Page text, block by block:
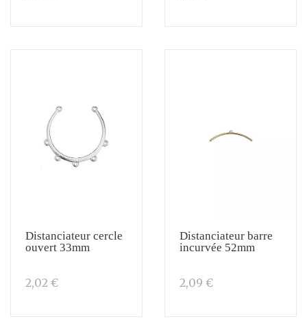
Distanciateur cercle
ouvert 33mm
2,02 €
Distanciateur barre
incurvée 52mm
2,09 €